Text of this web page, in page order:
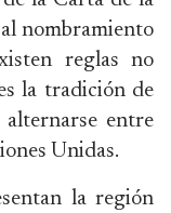
nombramiento
reglas no
la tradición de
entre
Unidas.
la región